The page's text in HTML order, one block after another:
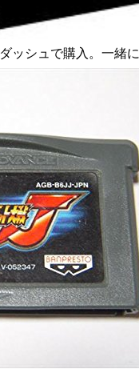
ッシュで購入。一緒に